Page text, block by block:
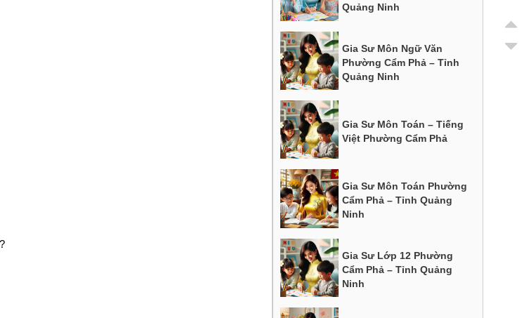
Quảng Ninh
Gia Sư Môn Ngữ Văn
Phường Cẩm Phả – Tỉnh
Quảng Ninh
Gia Sư Môn Toán – Tiếng
Việt Phường Cẩm Phả
Gia Sư Môn Toán Phường
Cẩm Phả – Tỉnh Quảng
Ninh
Gia Sư Lớp 12 Phường
Cẩm Phả – Tỉnh Quảng
Ninh